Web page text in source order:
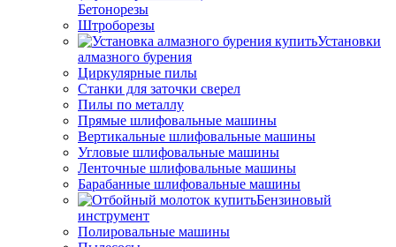
Бетонорезы
Штроборезы
Установки
алмазного бурения
Циркулярные пилы
Станки для заточки сверел
Пилы по металлу
Прямые шлифовальные машины
Вертикальные шлифовальные машины
Угловые шлифовальные машины
Ленточные шлифовальные машины
Барабанные шлифовальные машины
Бензиновый
инструмент
Полировальные машины